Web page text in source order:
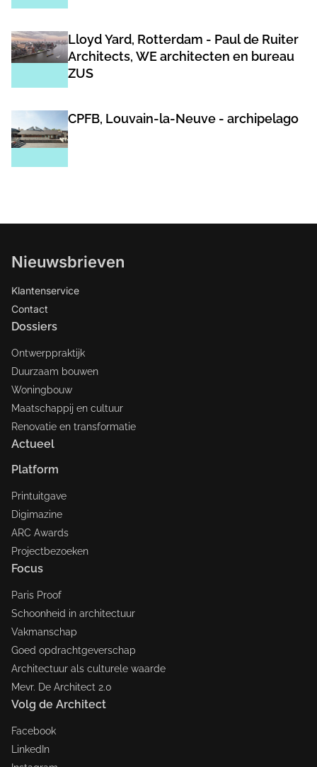
Lloyd Yard, Rotterdam - Paul de Ruiter
Architects, WE architecten en bureau
ZUS
CPFB, Louvain-la-Neuve - archipelago
Nieuwsbrieven
Klantenservice
Contact
Dossiers
Ontwerppraktijk
Duurzaam bouwen
Woningbouw
Maatschappij en cultuur
Renovatie en transformatie
Actueel
Platform
Printuitgave
Digimazine
ARC Awards
Projectbezoeken
Focus
Paris Proof
Schoonheid in architectuur
Vakmanschap
Goed opdrachtgeverschap
Architectuur als culturele waarde
Mevr. De Architect 2.0
Volg de Architect
Facebook
LinkedIn